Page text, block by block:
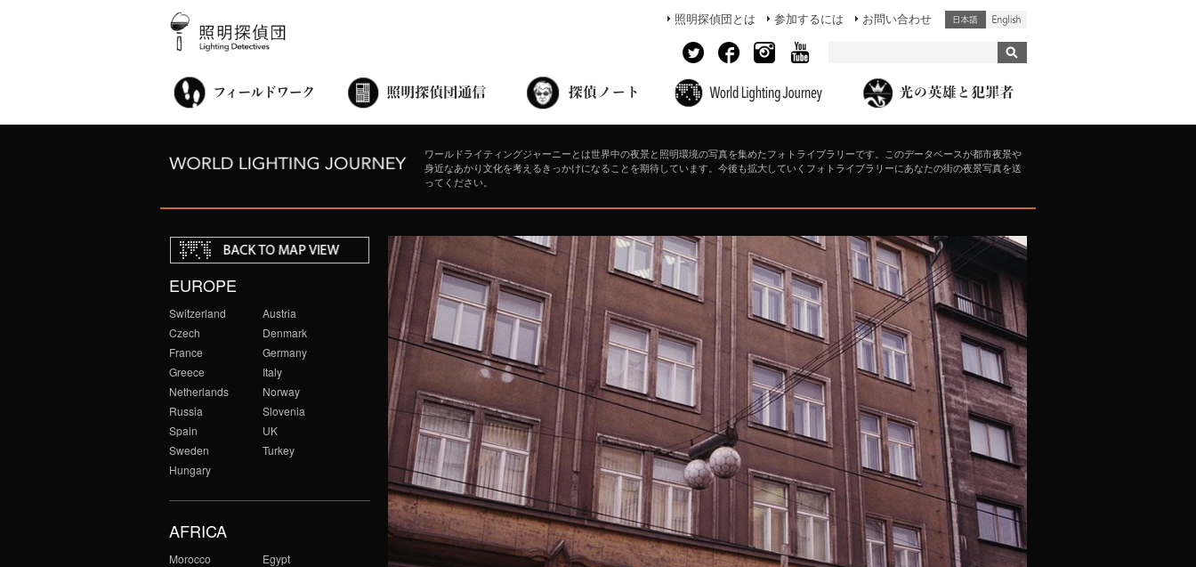
照明探偵団とは 参加するには お問い合わせ
ワールドライティングジャーニーとは世界中の夜景と照明環境の写真を集めたフォトライブラリーです。このデータベースが都市夜景や
身近なあかり文化を考えるきっかけになることを期待しています。今後も拡大していくフォトライブラリーにあなたの街の夜景写真を送
ってください。
EUROPE
Switzerland
Austria
Czech
Denmark
France
Germany
Greece
Italy
Netherlands
Norway
Russia
Slovenia
Spain
UK
Sweden
Turkey
Hungary
AFRICA
Morocco Egypt